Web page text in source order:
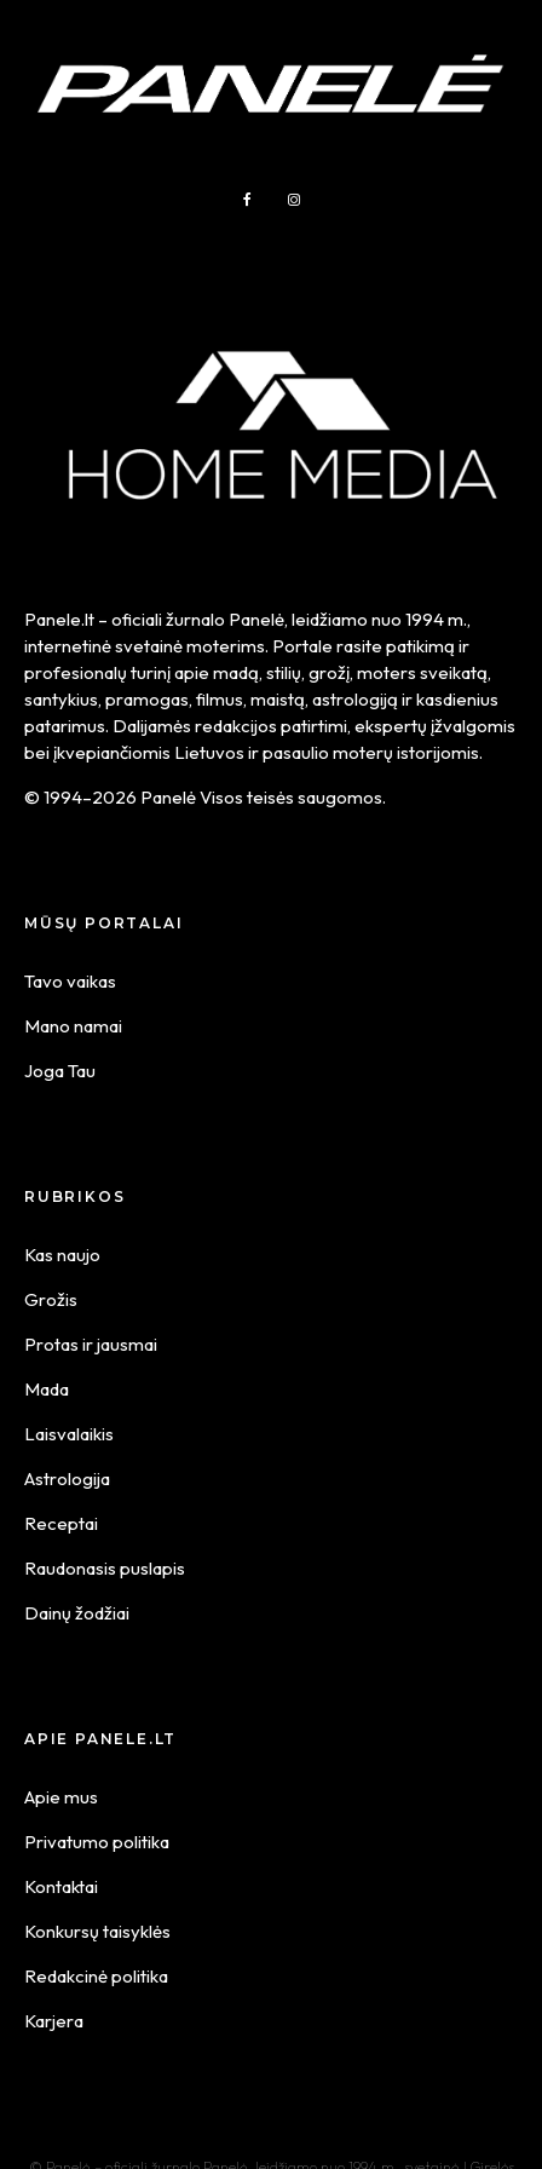
Panele.lt – oficiali žurnalo Panelė, leidžiamo nuo 1994 m.,
internetinė svetainė moterims. Portale rasite patikimą ir
profesionalų turinį apie madą, stilių, grožį, moters sveikatą,
santykius, pramogas, filmus, maistą, astrologiją ir kasdienius
patarimus. Dalijamės redakcijos patirtimi, ekspertų įžvalgomis
bei įkvepiančiomis Lietuvos ir pasaulio moterų istorijomis.
© 1994–2026 Panelė Visos teisės saugomos.
MŪSŲ PORTALAI
Tavo vaikas
Mano namai
Joga Tau
RUBRIKOS
Kas naujo
Grožis
Protas ir jausmai
Mada
Laisvalaikis
Astrologija
Receptai
Raudonasis puslapis
Dainų žodžiai
APIE PANELE.LT
Apie mus
Privatumo politika
Kontaktai
Konkursų taisyklės
Redakcinė politika
Karjera